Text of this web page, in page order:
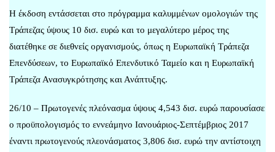
Η έκδοση εντάσσεται στο πρόγραμμα καλυμμένων ομολογιών της
Τράπεζας ύψους 10 δισ. ευρώ και το μεγαλύτερο μέρος της
διατέθηκε σε διεθνείς οργανισμούς, όπως η Ευρωπαϊκή Τράπεζα
Επενδύσεων, το Ευρωπαϊκό Επενδυτικό Ταμείο και η Ευρωπαϊκή
Τράπεζα Ανασυγκρότησης και Ανάπτυξης.
26/10 – Πρωτογενές πλεόνασμα ύψους 4,543 δισ. ευρώ παρουσίασε
ο προϋπολογισμός το εννεάμηνο Ιανουάριος-Σεπτέμβριος 2017
έναντι πρωτογενούς πλεονάσματος 3,806 δισ. ευρώ την αντίστοιχη